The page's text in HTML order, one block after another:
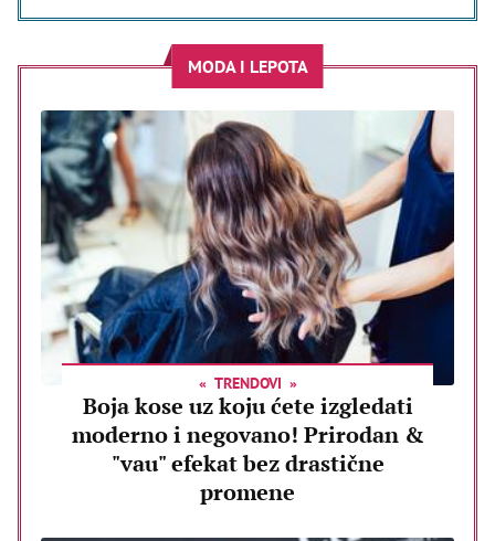
MODA I LEPOTA
TRENDOVI
Boja kose uz koju ćete izgledati
moderno i negovano! Prirodan &
"vau" efekat bez drastične
promene